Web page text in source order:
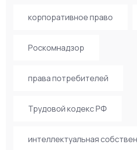
корпоративное право
Роскомнадзор
права потребителей
Трудовой кодекс РФ
интеллектуальная